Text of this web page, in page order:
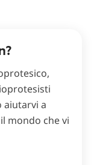
aiutarvi a
mondo che vi